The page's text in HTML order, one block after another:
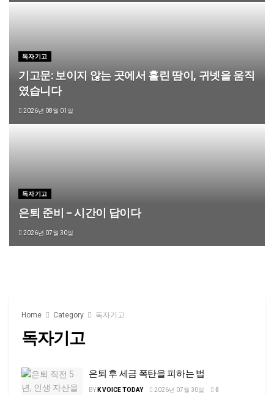
독자기고
기고문: 보이지 않는 곳에서 흘린 땀이, 귀넷을 움직
였습니다
2026년 08월 01일
독자기고
은퇴 준비 – 시간이 답이다
2026년 07월 30일
Home Category 독자기고
독자기고
은퇴 후 세금 폭탄을 피하는 법
BY K VOICE TODAY 2026년 07월 30일 0